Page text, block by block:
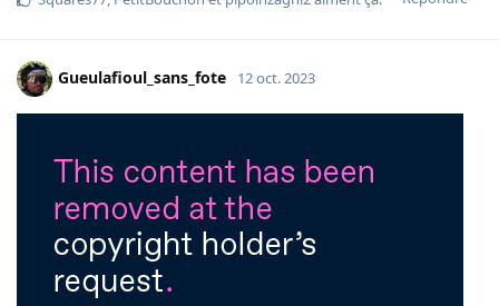
Gueulafioul_sans_fote 12 oct. 2023